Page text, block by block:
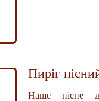
Пиріг
Наше пісне